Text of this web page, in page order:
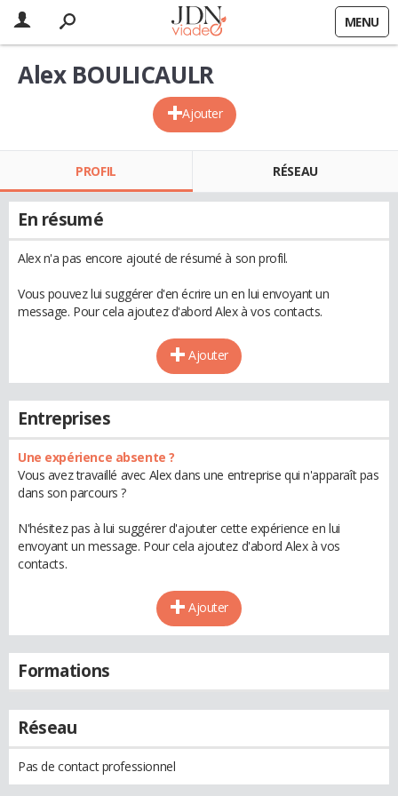
MENU
Ajouter
Alex BOULICAULR
PROFIL RÉSEAU
En résumé
Alex n'a pas encore ajouté de résumé à son profil.
Vous pouvez lui suggérer d'en écrire un en lui envoyant un
message. Pour cela ajoutez d'abord Alex à vos contacts.
Ajouter
Entreprises
Une expérience absente ?
Vous avez travaillé avec Alex dans une entreprise qui n'apparaît pas
dans son parcours ?
N'hésitez pas à lui suggérer d'ajouter cette expérience en lui
envoyant un message. Pour cela ajoutez d'abord Alex à vos
contacts.
Ajouter
Formations
Réseau
Pas de contact professionnel